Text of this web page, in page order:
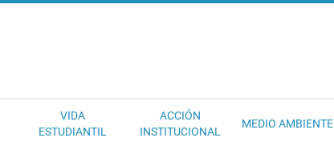
VIDA
ESTUDIANTIL
ACCIÓN
INSTITUCIONAL
MEDIO AMBIENTE